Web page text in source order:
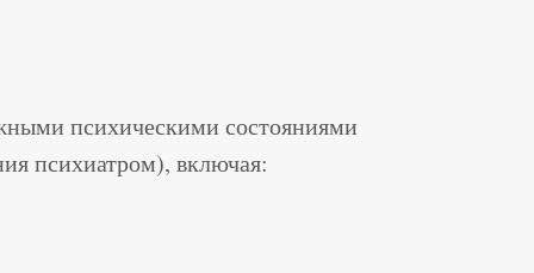
психическими состояниями
психиатром), включая: